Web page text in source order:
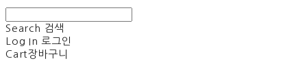
Search 검색
Log In 로그인
Cart장바구니